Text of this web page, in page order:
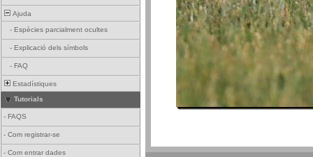
Ajuda
- Espècies parcialment ocultes
- Explicació dels símbols
- FAQ
Estadístiques
Tutorials
- FAQS
- Com registrar-se
- Com entrar dades